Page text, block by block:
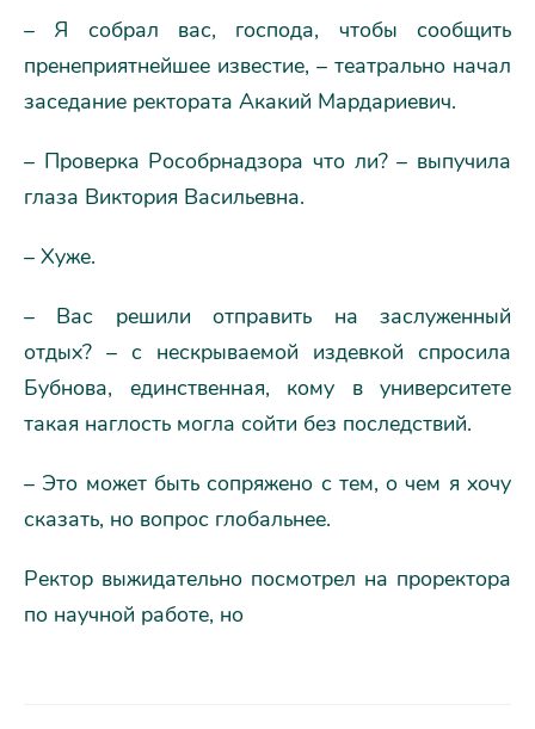
– Я собрал вас, господа, чтобы сообщить
пренеприятнейшее известие, – театрально начал
заседание ректората Акакий Мардариевич.
– Проверка Рособрнадзора что ли? – выпучила
глаза Виктория Васильевна.
– Хуже.
– Вас решили отправить на заслуженный
отдых? – с нескрываемой издевкой спросила
Бубнова, единственная, кому в университете
такая наглость могла сойти без последствий.
– Это может быть сопряжено с тем, о чем я хочу
сказать, но вопрос глобальнее.
Ректор выжидательно посмотрел на проректора
по научной работе, но